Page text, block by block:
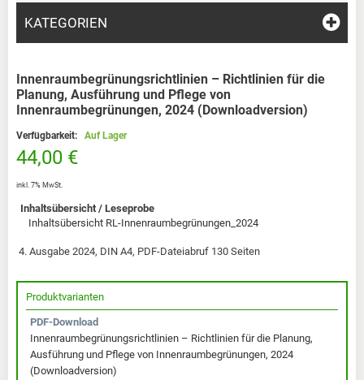
KATEGORIEN
Innenraumbegrünungsrichtlinien – Richtlinien für die
Planung, Ausführung und Pflege von
Innenraumbegrünungen, 2024 (Downloadversion)
Verfügbarkeit: Auf Lager
44,00 €
inkl. 7% MwSt.
Inhaltsübersicht / Leseprobe
Inhaltsübersicht RL-Innenraumbegrünungen_2024
4. Ausgabe 2024, DIN A4, PDF-Dateiabruf 130 Seiten
Produktvarianten
PDF-Download
Innenraumbegrünungsrichtlinien – Richtlinien für die Planung,
Ausführung und Pflege von Innenraumbegrünungen, 2024
(Downloadversion)